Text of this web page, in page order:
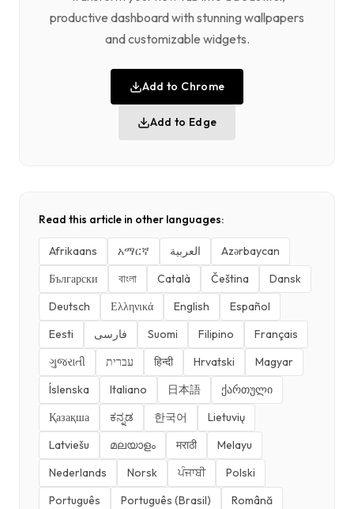
productive dashboard with stunning wallpapers
and customizable widgets.
Add to Chrome
Add to Edge
Read this article in other languages:
Afrikaans አማርኛ العربية
Azərbaycan
Български
বাংলা Català Čeština
Dansk
Deutsch
Ελληνικά English
Español
Eesti
فارسی Suomi Filipino
Français
ગુજરાતી
עברית हिन्दी Hrvatski
Magyar
Íslenska
Italiano 日本語
ქართული
Қазақша
ಕನ್ನಡ 한국어
Lietuvių
Latviešu
മലയാളം मराठी
Melayu
Nederlands
Norsk ਪੰਜਾਬੀ
Polski
Português
Português (Brasil) Română